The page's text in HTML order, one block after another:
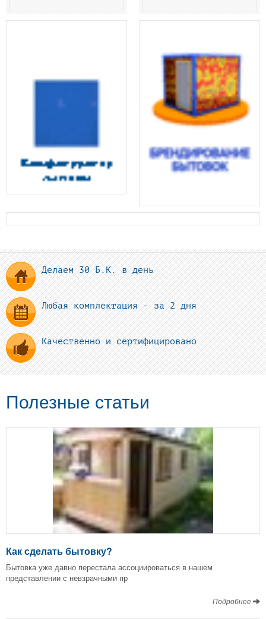
Делаем 30 Б.К. в день
Любая комплектация - за 2 дня
Качественно и сертифицировано
Полезные статьи
Как сделать бытовку?
Бытовка уже давно перестала ассоциироваться в нашем
представлении с невзрачными пр
Подробнее